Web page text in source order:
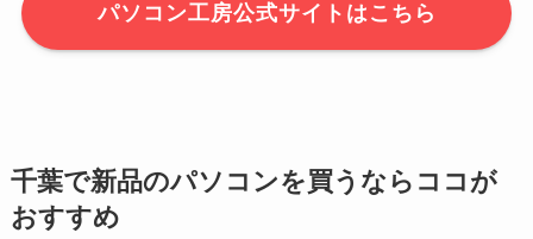
パソコン工房公式サイトはこちら
千葉で新品のパソコンを買うならココが
おすすめ